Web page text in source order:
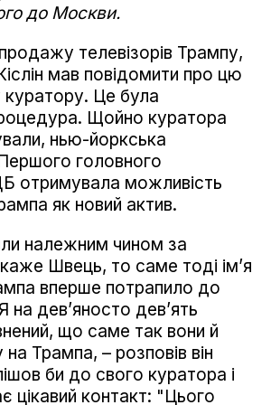
до Москви.
телевізорів Трампу,
мав повідомити про цю
Це була
Щойно куратора
нью-йоркська
головного
отримувала можливість
як новий актив.
належним чином за
Швець, то саме тоді ім’я
вперше потрапило до
дев’яносто дев’ять
що саме так вони й
Трампа, – розповів він
би до свого куратора і
цікавий контакт: "Цього